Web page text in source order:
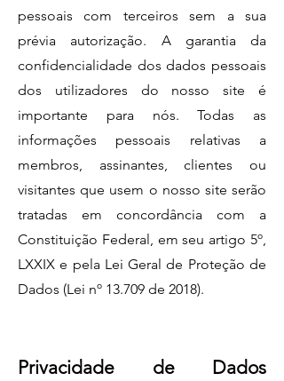
pessoais com terceiros sem a sua
prévia autorização. A garantia da
confidencialidade dos dados pessoais
dos utilizadores do nosso site é
importante para nós. Todas as
informações pessoais relativas a
membros, assinantes, clientes ou
visitantes que usem o nosso site serão
tratadas em concordância com a
Constituição Federal, em seu artigo 5º,
LXXIX e pela Lei Geral de Proteção de
Dados (Lei nº 13.709 de 2018).
Privacidade de Dados